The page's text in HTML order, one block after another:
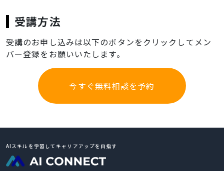
受講方法
受講のお申し込みは以下のボタンをクリックしてメン
バー登録をお願いいたします。
今すぐ無料相談を予約
AIスキルを学習してキャリアアップを目指す